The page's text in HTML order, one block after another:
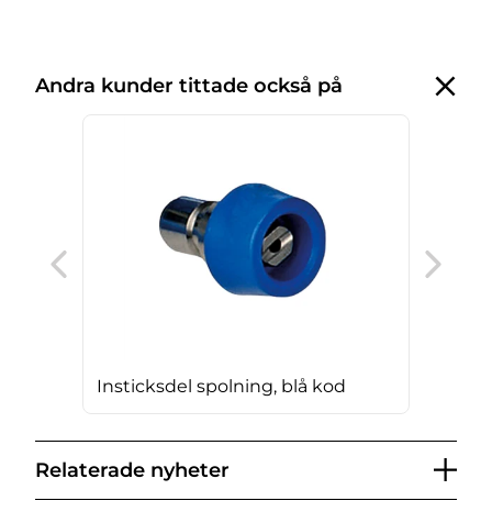
Andra kunder tittade också på
Insticksdel spolning, blå kod
Relaterade nyheter